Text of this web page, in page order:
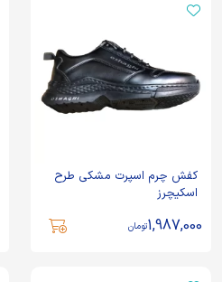
کفش چرم اسپرت مشکی طرح
اسکیچرز
1,987,000تومان